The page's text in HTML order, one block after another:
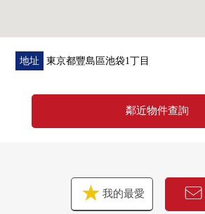
地址 東京都豐島區池袋1丁目
鄰近物件查詢
我的最愛